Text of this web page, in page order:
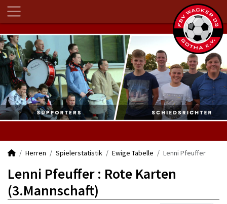
Herren Spielerstatistik Ewige Tabelle Lenni Pfeuffer
Lenni Pfeuffer : Rote Karten
(3.Mannschaft)